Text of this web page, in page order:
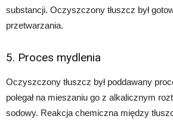
substancji. Oczyszczony tłuszcz był
przetwarzania.
5. Proces mydlenia
Oczyszczony tłuszcz był poddawany
polegał na mieszaniu go z alkalicznym
sodowy. Reakcja chemiczna między